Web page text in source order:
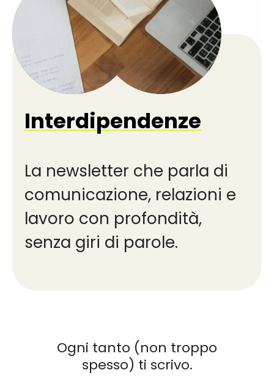
Interdipendenze
La newsletter che parla di
comunicazione, relazioni e
lavoro con profondità,
senza giri di parole.
Ogni tanto (non troppo
spesso) ti scrivo.